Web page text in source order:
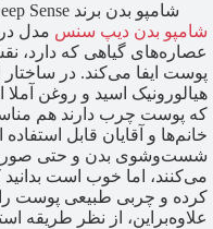
شامپو بدن برند Deep Sense مدل درخت چای و بامبو
شامپو بدن دیپ سنس مدل
عصاره‌های گیاهی که دارد،
پوست ایفا می‌کند. در ساختار
هیالورونیک اسید و روغن
که پوست چرب دارند هم
خانم‌ها و آقایان قابل
شست‌وشوی بدن و حتی صورت
می‌کنند، اما خوب است
کرده و چربی طبیعی پوست را
علاوه‌براین، از نظر طریقه